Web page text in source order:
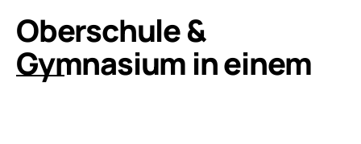
Oberschule &
Gymnasium in einem